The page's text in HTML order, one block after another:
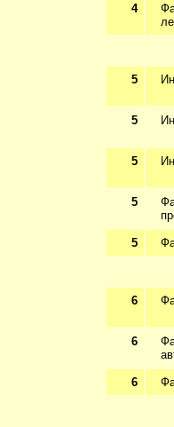
4
5
5
5
5
5
6
6
6